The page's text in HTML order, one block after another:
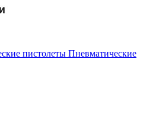
Пневматические